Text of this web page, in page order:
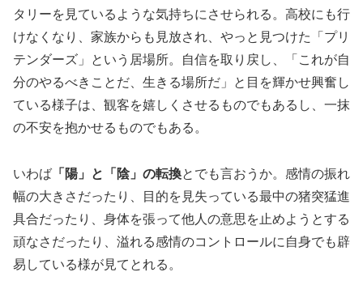
タリーを見ているような気持ちにさせられる。高校にも行
けなくなり、家族からも見放され、やっと見つけた「プリ
テンダーズ」という居場所。自信を取り戻し、「これが自
分のやるべきことだ、生きる場所だ」と目を輝かせ興奮し
ている様子は、観客を嬉しくさせるものでもあるし、一抹
の不安を抱かせるものでもある。
いわば 「陽」と「陰」の転換とでも言おうか。感情の振れ
幅の大きさだったり、目的を見失っている最中の猪突猛進
具合だったり、身体を張って他人の意思を止めようとする
頑なさだったり、溢れる感情のコントロールに自身でも辟
易している様が見てとれる。